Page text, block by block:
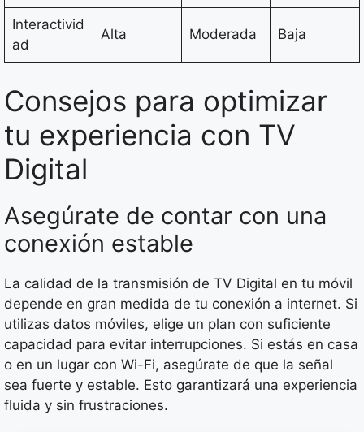
Interactivid
ad
Alta Moderada Baja
Consejos para optimizar
tu experiencia con TV
Digital
Asegúrate de contar con una
conexión estable
La calidad de la transmisión de TV Digital en tu móvil
depende en gran medida de tu conexión a internet. Si
utilizas datos móviles, elige un plan con suficiente
capacidad para evitar interrupciones. Si estás en casa
o en un lugar con Wi-Fi, asegúrate de que la señal
sea fuerte y estable. Esto garantizará una experiencia
fluida y sin frustraciones.